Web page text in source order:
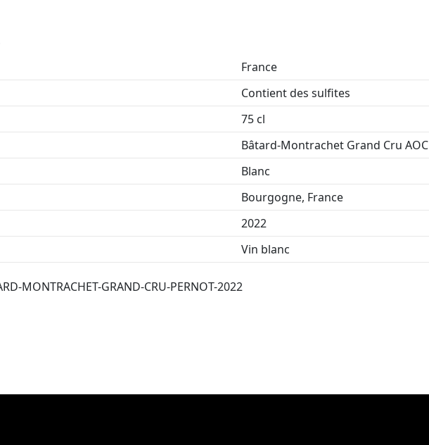
France
Contient des sulfites
75 cl
Bâtard-Montrachet Grand Cru AOC
Blanc
Bourgogne, France
2022
Vin blanc
MONTRACHET-GRAND-CRU-PERNOT-2022